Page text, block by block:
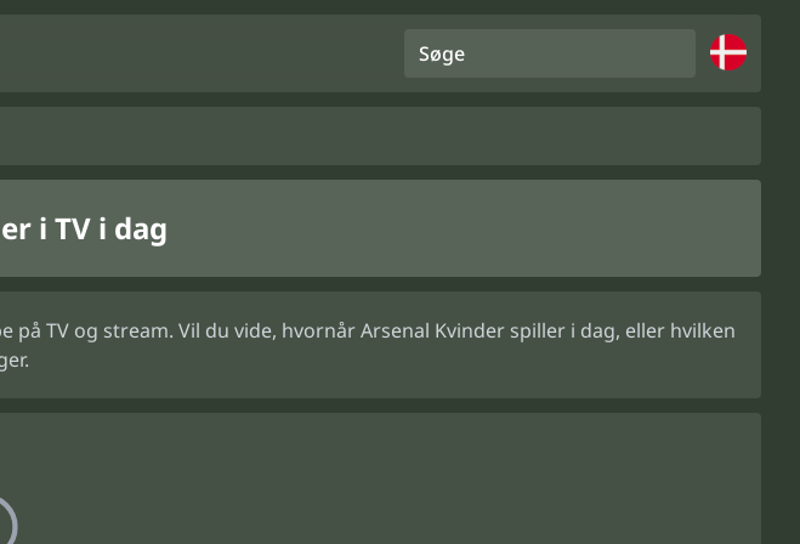
Søge
i TV i dag
TV og stream. Vil du vide, hvornår Arsenal Kvinder spiller i dag, eller hvilken